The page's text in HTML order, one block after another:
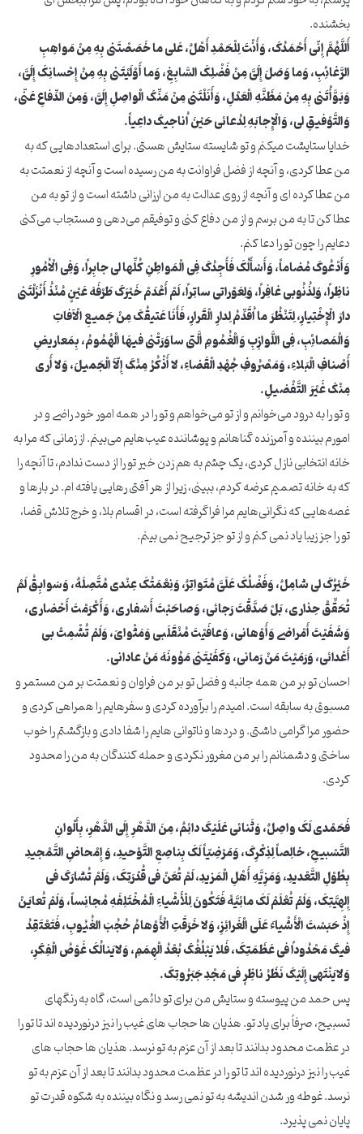
بخشنده.
أَللَّهُمَّ إِنّی أَحْمَدُکَ، وَأَنْتَ لِلْحَمْدِ أَهْلٌ، عَلی ما خَصَصْتَنی بِهِ مِنْ مَواهِبِ
الرَّغائِبِ، وَما وَصَلَ إِلَیَّ مِنْ فَضْلِکَ السَّابِغِ، وَما أَوْلَیْتَنی بِهِ مِنْ إِحْسانِکَ إِلَیَّ،
وَبَوَّأْتَنی بِهِ مِنْ مَظَنَّهِ الْعَدْلِ، وَأَنَلْتَنی مِنْ مَنِّکَ الْواصِلِ إِلَیَّ، وَمِنَ الدِّفاعِ عَنّی،
وَالتَّوْفیقِ لی، وَالْإِجابَهِ لِدُعائی حَیْنَ اُناجیکَ داعِیاً.
خدایا ستایشت میکنم و تو شایسته ستایش هستی. برای استعدادهایی که به
من عطا کردی، و آنچه از فضل فراوانت به من رسیده است و آنچه از نعمتت به
من عطا کرده ای و آنچه از روی عدالت به من ارزانی داشته است و از تو به من
عطا کن تا به من برسم و از من دفاع کنی و توفیقم می‌دهی و مستجاب می‌کنی
دعایم را چون تو را دعا کنم.
وَأَدْعُوکَ مُضاماً، وَأَسْأَلُکَ فَأَجِدُکَ فِی الْمَواطِنِ کُلِّها لی جابِراً، وَفِی الْاُمُورِ
ناظِراً، وَلِذُنُوبی غافِراً، وَلِعَوْراتی ساتِراً، لَمْ أَعْدَمْ خَیْرَکَ طَرْفَهَ عَیْنٍ مُنْذُ أَنْزَلْتَنی
دارَ الْإِخْتِیارِ، لِتَنْظُرَ ما اُقَدِّمُ لِدارِ الْقَرارِ، فَأَنَا عَتیقُکَ مِنْ جَمیعِ الْآفاتِ
وَالْمَصائِبِ، فِی اللَّوازِبِ وَالْغُمُومِ الَّتی ساوَرَتْنی فیهَا الْهُمُومُ، بِمَعاریضِ
أَصْنافِ الْبَلاءِ، وَمَصْرُوفِ جُهْدِ الْقَضاءِ، لا أَذْکُرُ مِنْکَ إِلّاَ الْجَمیلَ، وَلا أَری
مِنْکَ غَیْرَ التَّفْضیلِ.
و تو را به درود می‌خوانم و از تو می‌خواهم و تو را در همه امور خود راضی و در
امورم بیننده و آمرزنده گناهانم و پوشاننده عیب‌هایم می‌بینم. از زمانی که مرا به
خانه انتخابی نازل کردی، یک چشم به هم زدن خیر تو را از دست ندادم، تا آنچه را
که به خانه تصمیم عرضه کردم، ببینی، زیرا از هر آفتی رهایی یافته ام. در بارها و
غصه‌هایی که نگرانی‌هایم مرا فراگرفته است، در اقسام بلا، و خرج تلاش قضا،
تو را جز زیبا یاد نمی کنم و از تو جز ترجیح نمی بینم.
خَیْرُکَ لی شامِلٌ، وَفَضْلُکَ عَلَیَّ مُتَواتِرٌ، وَنِعْمَتُکَ عِنْدی مُتَّصِلَهٌ، وَسَوابِقُ لَمْ
تُحَقِّقْ حِذاری، بَلْ صَدَّقْتَ رَجائی، وَصاحَبْتَ أَسْفاری، وَأَکْرَمْتَ أَحْضاری،
وَشَفَیْتَ أَمْراضی وَأَوْهانی، وَعافَیْتَ مُنْقَلَبی وَمَثْوایَ، وَلَمْ تُشْمِتْ بی
أَعْدائی، وَرَمَیْتَ مَنْ رَمانی، وَکَفَیْتَنی مَوُونَهَ مَنْ عادانی.
احسان تو بر من همه جانبه و فضل تو بر من فراوان و نعمتت بر من مستمر و
مسبوق به سابقه است. امیدم را برآورده کردی و سفرهایم را همراهی کردی و
حضور مرا گرامی داشتی. و دردها و ناتوانی هایم را شفا دادی و بازگشتم را خوب
ساختی و دشمنانم را بر من مغرور نکردی و حمله کنندگان به من را محدود
کردی.
فَحَمْدی لَکَ واصِلٌ، وَثَنائی عَلَیْکَ دائِمٌ، مِنَ الدَّهْرِ إِلَی الدَّهْرِ، بِأَلْوانِ
التَّسْبیحِ، خالِصاً لِذِکْرِکَ، وَمَرْضِیّاً لَکَ بِناصِعِ التَّوْحیدِ، وَ إِمْحاضِ التَّمْجیدِ
بِطُوْلِ التَّعْدیدِ، وَمَزِیَّهِ أَهْلِ الْمَزیدِ، لَمْ تُعَنْ فی قُدْرَتِکَ، وَلَمْ تُشارَکَ فی
إِلهِیَّتِکَ، وَلَمْ تُعْلَمْ لَکَ مائِیَّهً فَتَکُونَ لِلْأَشْیاءِ الْمُخْتَلِفَهِ مُجانِساً، وَلَمْ تُعایَنْ
إِذْ حَبَسْتَ الْأَشْیاءَ عَلَی الْغَرائِزِ، وَلا خَرَقَتِ الْأَوْهامُ حُجُبَ الغُیُوبِ، فَتَعْتَقِدُ
فیکَ مَحْدُوداً فی عَظَمَتِکَ، فَلا یَبْلُغُکَ بُعْدُ الْهِمَمِ، وَلایَنالُکَ غَوْصُ الْفِکَرِ،
وَلایَنْتَهی إِلَیْکَ نَظَرُ ناظِرٍ فی مَجْدِ جَبَرُوتِکَ.
پس حمد من پیوسته و ستایش من برای تو دائمی است، گاه به رنگهای
تسبیح، صرفاً برای یاد تو. هذیان ها حجاب های غیب را نیز درنوردیده اند تا تو را
در عظمت محدود بدانند تا بعد از آن عزم به تو نرسد. هذیان ها حجاب های
غیب را نیز درنوردیده اند تا تو را در عظمت محدود بدانند تا بعد از آن عزم به تو
نرسد. غوطه ور شدن اندیشه به تو نمی رسد و نگاه بیننده به شکوه قدرت تو
پایان نمی پذیرد.